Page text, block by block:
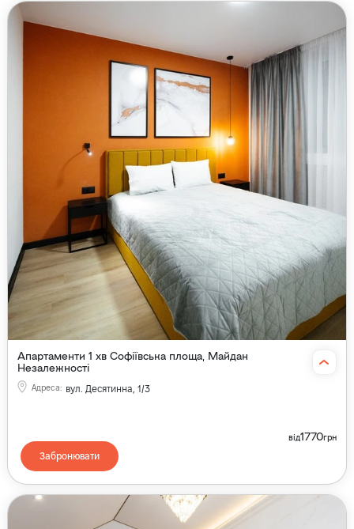
Апартаменти 1 хв Софіївська площа, Майдан
Незалежності
Адреса: вул. Десятинна, 1/3
від1770грн
Забронювати